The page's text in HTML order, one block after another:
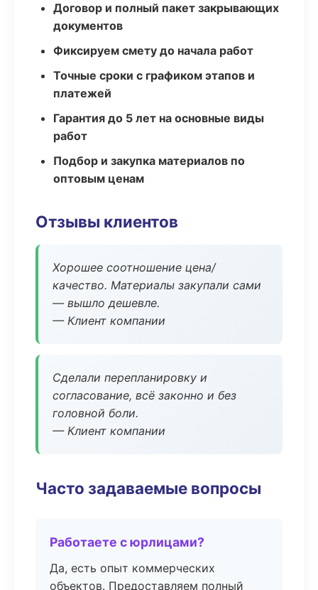
Договор и полный пакет закрывающих
документов
Фиксируем смету до начала работ
Точные сроки с графиком этапов и
платежей
Гарантия до 5 лет на основные виды
работ
Подбор и закупка материалов по
оптовым ценам
Отзывы клиентов
Хорошее соотношение цена/
качество. Материалы закупали сами
— вышло дешевле.
— Клиент компании
Сделали перепланировку и
согласование, всё законно и без
головной боли.
— Клиент компании
Часто задаваемые вопросы
Работаете с юрлицами?
Да, есть опыт коммерческих
объектов. Предоставляем полный